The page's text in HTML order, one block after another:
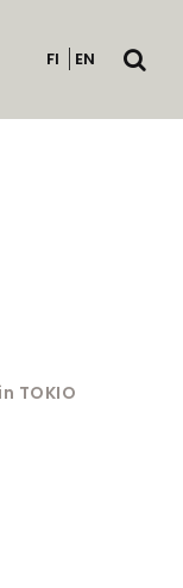
FI EN
Avaa
TOKIO